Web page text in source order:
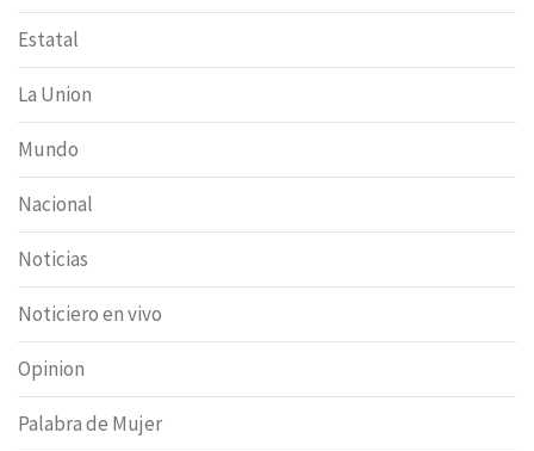
Estatal
La Union
Mundo
Nacional
Noticias
Noticiero en vivo
Opinion
Palabra de Mujer